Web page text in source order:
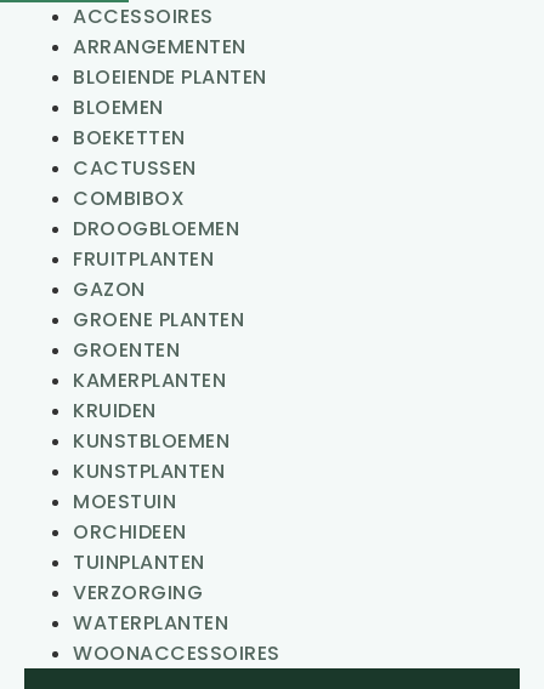
ACCESSOIRES
ARRANGEMENTEN
BLOEIENDE PLANTEN
BLOEMEN
BOEKETTEN
CACTUSSEN
COMBIBOX
DROOGBLOEMEN
FRUITPLANTEN
GAZON
GROENE PLANTEN
GROENTEN
KAMERPLANTEN
KRUIDEN
KUNSTBLOEMEN
KUNSTPLANTEN
MOESTUIN
ORCHIDEEN
TUINPLANTEN
VERZORGING
WATERPLANTEN
WOONACCESSOIRES